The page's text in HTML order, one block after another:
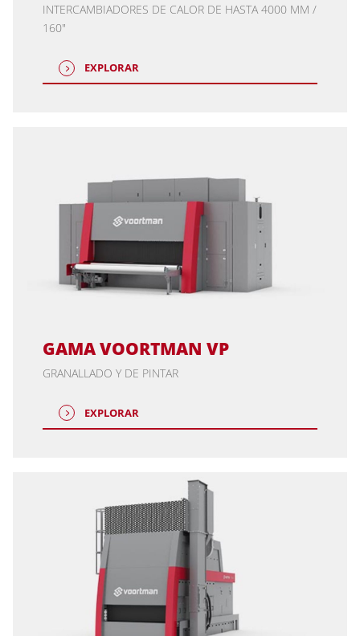
INTERCAMBIADORES DE CALOR DE HASTA 4000 MM /
160"
EXPLORAR
GAMA VOORTMAN VP
GRANALLADO Y DE PINTAR
EXPLORAR